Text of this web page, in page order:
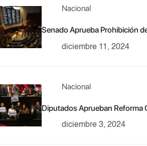
Nacional
Senado Aprueba Prohibición
diciembre 11, 2024
Nacional
Diputados Aprueban Reforma
diciembre 3, 2024